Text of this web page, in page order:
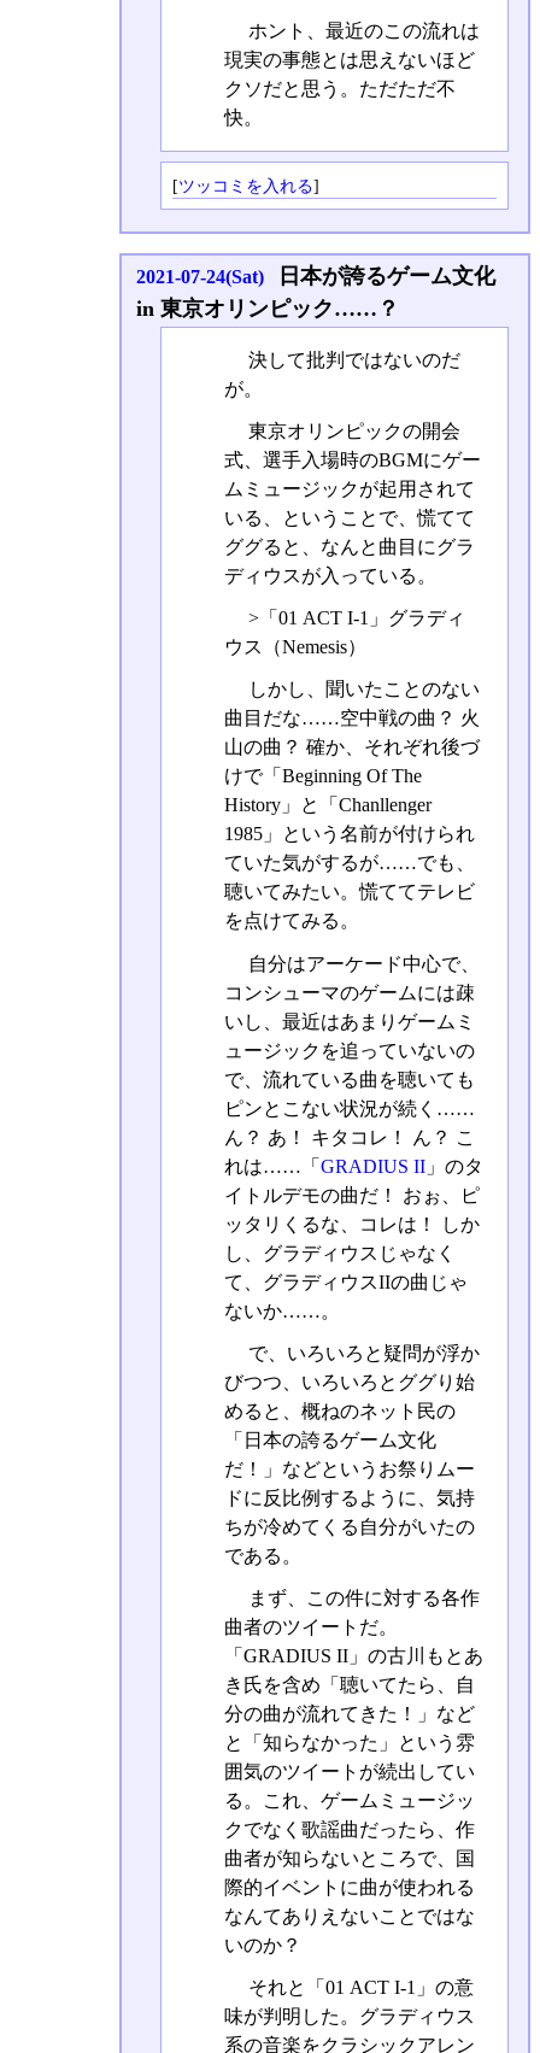
ホント、最近のこの流れは
現実の事態とは思えないほど
クソだと思う。ただただ不
快。
[ツッコミを入れる]
2021-07-24(Sat)
日本が誇るゲーム文化
in 東京オリンピック……？
決して批判ではないのだ
が。
東京オリンピックの開会
式、選手入場時のBGMにゲー
ムミュージックが起用されて
いる、ということで、慌てて
ググると、なんと曲目にグラ
ディウスが入っている。
>「01 ACT I-1」グラディ
ウス（Nemesis）
しかし、聞いたことのない
曲目だな……空中戦の曲？ 火
山の曲？ 確か、それぞれ後づ
けで「Beginning Of The
History」と「Chanllenger
1985」という名前が付けられ
ていた気がするが……でも、
聴いてみたい。慌ててテレビ
を点けてみる。
自分はアーケード中心で、
コンシューマのゲームには疎
いし、最近はあまりゲームミ
ュージックを追っていないの
で、流れている曲を聴いても
ピンとこない状況が続く……
ん？ あ！ キタコレ！ ん？ こ
れは……「 GRADIUS II」のタ
イトルデモの曲だ！ おぉ、ピ
ッタリくるな、コレは！ しか
し、グラディウスじゃなく
て、グラディウスIIの曲じゃ
ないか……。
で、いろいろと疑問が浮か
びつつ、いろいろとググり始
めると、概ねのネット民の
「日本の誇るゲーム文化
だ！」などというお祭りムー
ドに反比例するように、気持
ちが冷めてくる自分がいたの
である。
まず、この件に対する各作
曲者のツイートだ。
「GRADIUS II」の古川もとあ
き氏を含め「聴いてたら、自
分の曲が流れてきた！」など
と「知らなかった」という雰
囲気のツイートが続出してい
る。これ、ゲームミュージッ
クでなく歌謡曲だったら、作
曲者が知らないところで、国
際的イベントに曲が使われる
なんてありえないことではな
いのか？
それと「01 ACT I-1」の意
味が判明した。グラディウス
系の音楽をクラシックアレン